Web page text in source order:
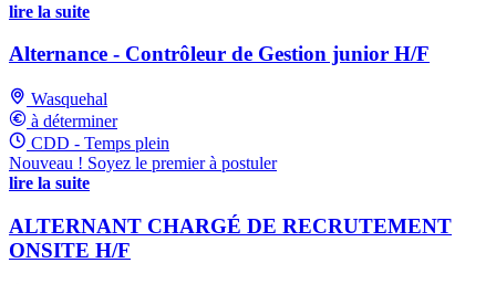
lire la suite
Alternance - Contrôleur de Gestion junior H/F
Wasquehal
à déterminer
CDD - Temps plein
Nouveau ! Soyez le premier à postuler
lire la suite
ALTERNANT CHARGÉ DE RECRUTEMENT
ONSITE H/F